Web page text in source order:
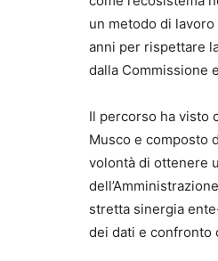
un metodo di
anni per rispettare
dalla Commissione
Il percorso ha visto
Musco e composto
volontà di ottenere
stretta sinergia
dei dati e confronto